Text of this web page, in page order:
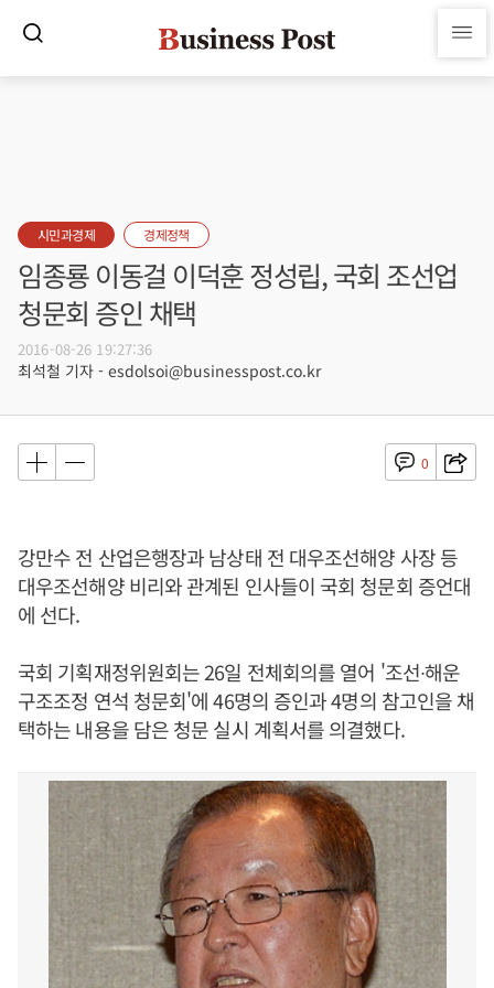
시민과경제 경제정책
임종룡 이동걸 이덕훈 정성립, 국회 조선업
청문회 증인 채택
2016-08-26 19:27:36
최석철 기자 - esdolsoi@businesspost.co.kr
0
강만수 전 산업은행장과 남상태 전 대우조선해양 사장 등
대우조선해양 비리와 관계된 인사들이 국회 청문회 증언대
에 선다.
국회 기획재정위원회는 26일 전체회의를 열어 '조선∙해운
구조조정 연석 청문회'에 46명의 증인과 4명의 참고인을 채
택하는 내용을 담은 청문 실시 계획서를 의결했다.